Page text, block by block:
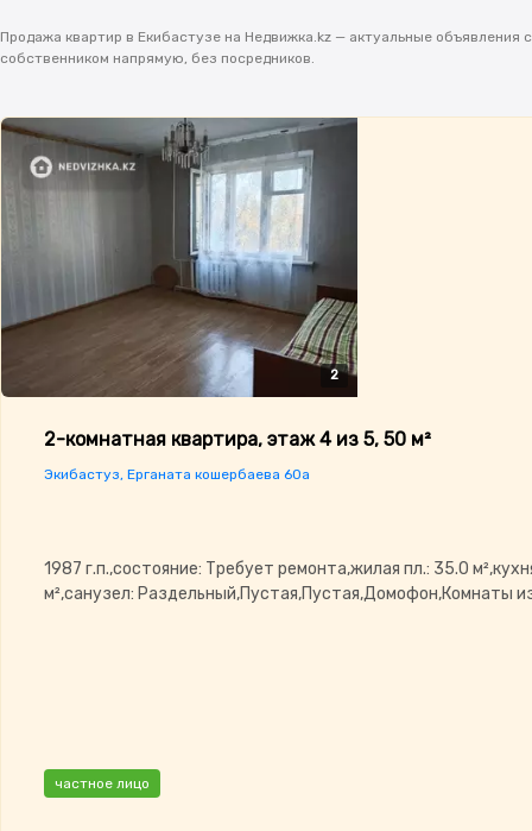
Продажа квартир в Екибастузе на Недвижка.kz — актуальные
собственником напрямую, без посредников.
2
2
2-комнатная квартира, этаж 4 из 5, 50 м²
Экибастуз, Ерганата кошербаева 60а
1987 г.п.,состояние: Требует ремонта,жилая пл.: 35.0
м²,санузел: Раздельный,Пустая,Пустая,Домофон,Комнаты
частное лицо